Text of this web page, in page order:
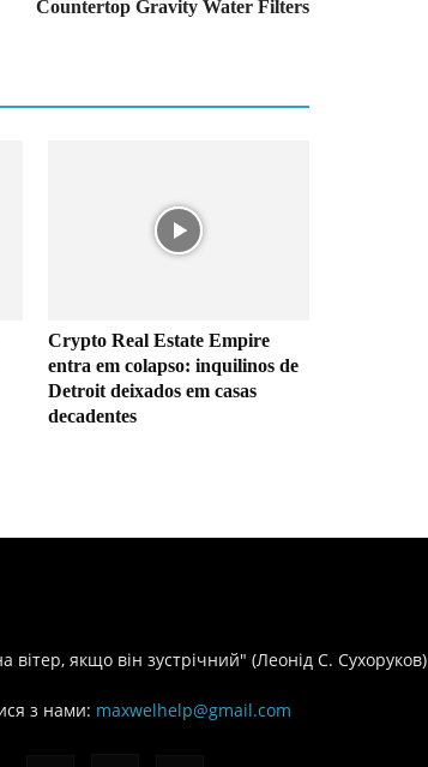
Countertop Gravity Water Filters
Crypto Real Estate Empire
entra em colapso: inquilinos de
Detroit deixados em casas
decadentes
вітер, якщо він зустрічний" (Леонід С. Сухоруков)
з нами: maxwelhelp@gmail.com